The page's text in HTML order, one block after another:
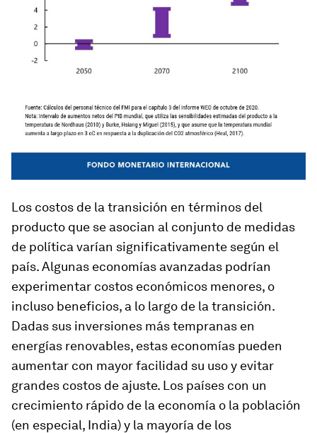
Los costos de la transición en términos del
producto que se asocian al conjunto de medidas
de política varían significativamente según el
país. Algunas economías avanzadas podrían
experimentar costos económicos menores, o
incluso beneficios, a lo largo de la transición.
Dadas sus inversiones más tempranas en
energías renovables, estas economías pueden
aumentar con mayor facilidad su uso y evitar
grandes costos de ajuste. Los países con un
crecimiento rápido de la economía o la población
(en especial, India) y la mayoría de los